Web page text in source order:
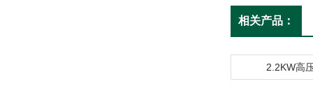
相关产品：
2.2KW高